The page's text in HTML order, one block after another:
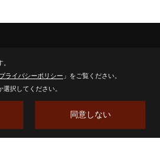
Rights Reserved.
ト
プライバシーポリシー 」をご覧ください。
択してください。
同意しない